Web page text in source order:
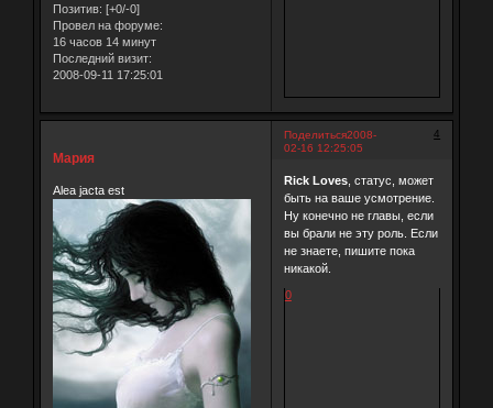
Позитив: [+0/-0]
Провел на форуме:
16 часов 14 минут
Последний визит:
2008-09-11 17:25:01
Поделиться 4
2008-
02-16 12:25:05
Мария
Alea jacta est
Rick Loves, статус, может
быть на ваше усмотрение.
Ну конечно не главы, если
вы брали не эту роль. Если
не знаете, пишите пока
никакой.
0